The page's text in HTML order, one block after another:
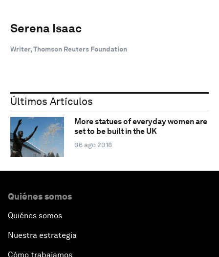
Serena Isaac
Writer, Thomson Reuters Foundation
Últimos Artículos
More statues of everyday women are
set to be built in the UK
06 ago 2018
Quiénes somos
Quiénes somos
Nuestra estrategia
Cómo trabajamos